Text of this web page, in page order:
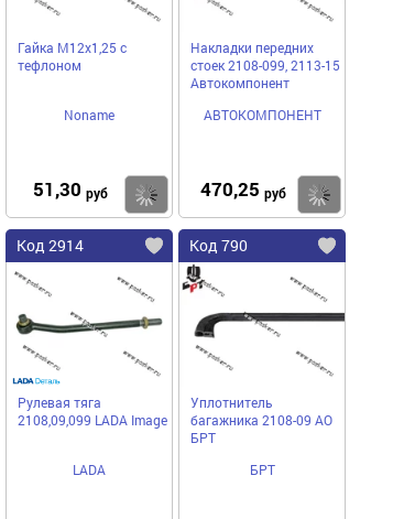
Гайка М12х1,25 с
тефлоном
Noname
51,30 руб Купить
Накладки передних
стоек 2108-099, 2113-15
Автокомпонент
АВТОКОМПОНЕНТ
470,25 руб
Код 2914
Рулевая тяга
2108,09,099 LADA Image
LADA
Код 790
Уплотнитель
багажника 2108-09 АО
БРТ
БРТ